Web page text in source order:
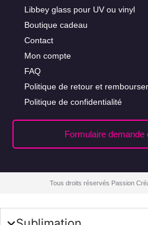
Libbey glass pour UV ou vinyl
Boutique cadeau
Contact
Mon compte
FAQ
Politique de retour et
Politique de confidentialité
Formulaire demande
Tous droits réservés Passion